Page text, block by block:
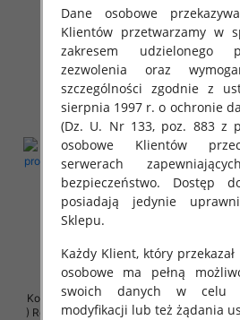
szczegóły
Komplet damskie (Polska produkt
) Roz 2XL-4XL , Mix Kolor Paczka
)
Dane osobowe
Klientów przetwarzamy w
zakresem udzielonego
zezwolenia oraz
szczególności zgodnie z
sierpnia 1997 r. o ochronie
(Dz. U. Nr 133, poz. 883 z
osobowe Klientów
serwerach
bezpieczeństwo. Dostęp
posiadają jedynie
Sklepu.
Każdy Klient, który
osobowe ma pełną
swoich danych w celu
modyfikacji lub też żądania